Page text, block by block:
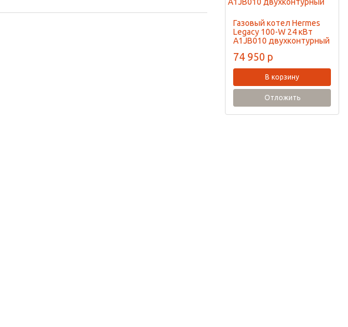
Газовый котел Hermes
Legacy 100-W 24 кВт
A1JB010 двухконтурный
74 950 p
В корзину
Отложить